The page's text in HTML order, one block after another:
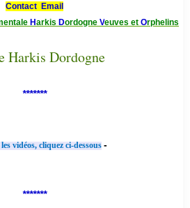
Contact Email
Harkis Dordogne Veuves et Orphelins
*******
vidéos, cliquez ci-dessous -
*******